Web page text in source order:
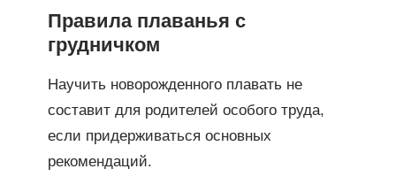
Правила плаванья с
грудничком
Научить новорожденного плавать не
составит для родителей особого труда,
если придерживаться основных
рекомендаций.